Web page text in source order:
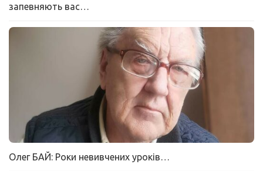
запевняють вас…
Олег БАЙ: Роки невивчених уроків…